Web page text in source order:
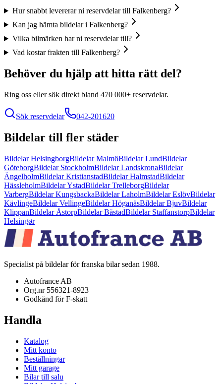
Hur snabbt levererar ni reservdelar till Falkenberg?
Kan jag hämta bildelar i Falkenberg?
Vilka bilmärken har ni reservdelar till?
Vad kostar frakten till Falkenberg?
Behöver du hjälp att hitta rätt del?
Ring oss eller sök direkt bland 470 000+ reservdelar.
Sök reservdelar 042-201620
Bildelar till fler städer
Bildelar HelsingborgBildelarMalmöBildelarLundBildelar
GöteborgBildelar StockholmBildelarLandskronaBildelar
ÄngelholmBildelarKristianstadBildelarHalmstadBildelar
HässleholmBildelarYstadBildelarTrelleborgBildelar
VarbergBildelarKungsbackaBildelarLaholmBildelarEslövBildelar
KävlingeBildelarVellingeBildelarHöganäsBildelarBjuvBildelar
KlippanBildelar ÅstorpBildelarBåstadBildelar StaffanstorpBildelar
Helsingør
Specialist på bildelar för franska bilar sedan 1988.
Autofrance AB
Org.nr 556321-8923
Godkänd för F-skatt
Handla
Katalog
Mitt konto
Beställningar
Mitt garage
Bilar till salu